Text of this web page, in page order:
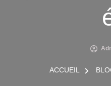
ACCUEIL